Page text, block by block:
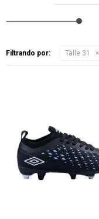
Filtrando por: Talle 31